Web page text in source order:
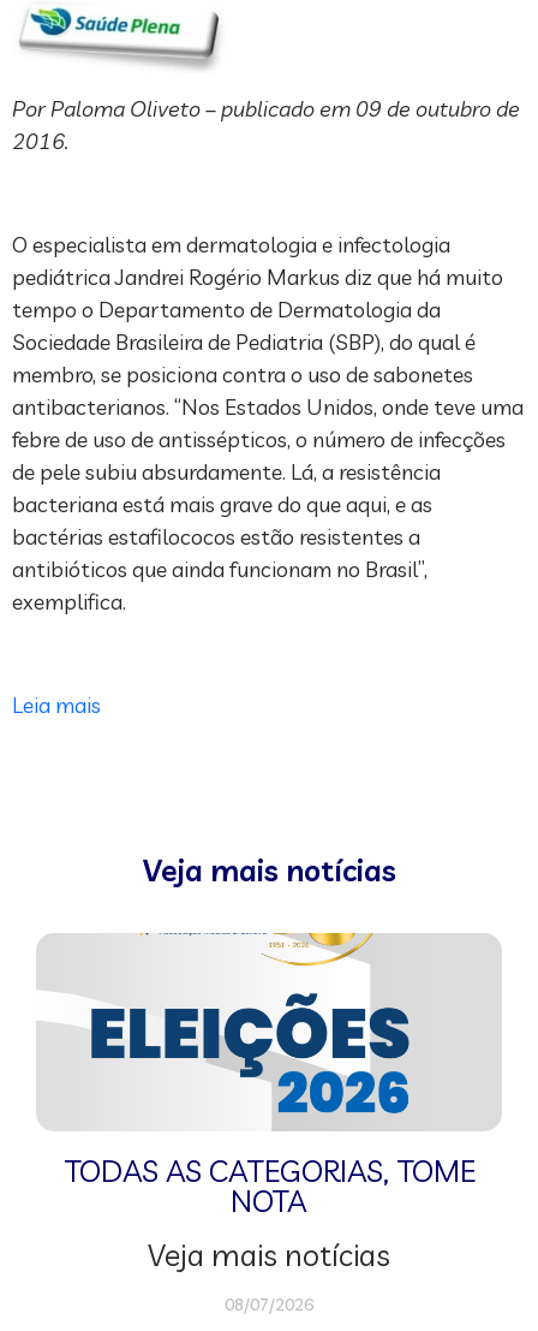
Por Paloma Oliveto – publicado em 09 de outubro de
2016.
O especialista em dermatologia e infectologia
pediátrica Jandrei Rogério Markus diz que há muito
tempo o Departamento de Dermatologia da
Sociedade Brasileira de Pediatria (SBP), do qual é
membro, se posiciona contra o uso de sabonetes
antibacterianos. “Nos Estados Unidos, onde teve uma
febre de uso de antissépticos, o número de infecções
de pele subiu absurdamente. Lá, a resistência
bacteriana está mais grave do que aqui, e as
bactérias estafilococos estão resistentes a
antibióticos que ainda funcionam no Brasil”,
exemplifica.
Leia mais
Veja mais notícias
TODAS AS CATEGORIAS, TOME
NOTA
Veja mais notícias
08/07/2026